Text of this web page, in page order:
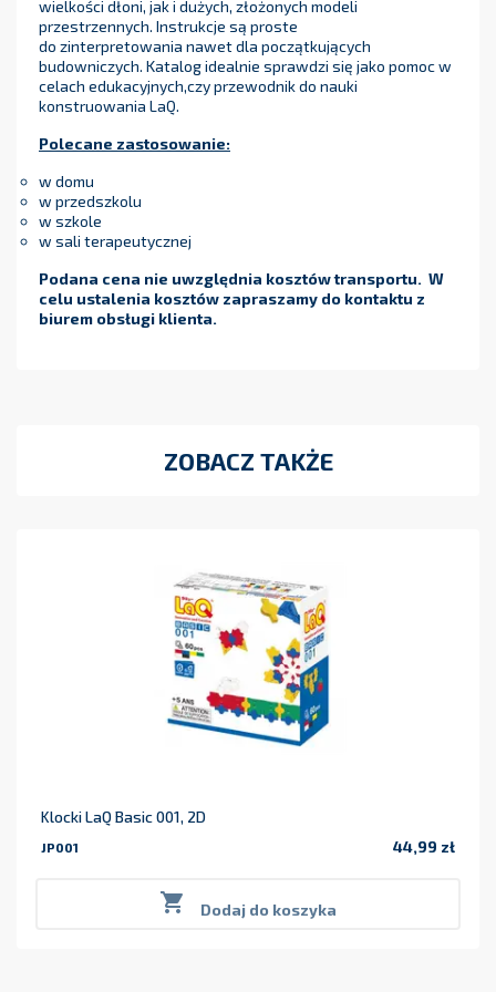
wielkości dłoni, jak i dużych, złożonych modeli
przestrzennych. Instrukcje są proste
do zinterpretowania nawet dla początkujących
budowniczych. Katalog idealnie sprawdzi się jako pomoc w
celach edukacyjnych,czy przewodnik do nauki
konstruowania LaQ.
Polecane zastosowanie:
w domu
w przedszkolu
w szkole
w sali terapeutycznej
Podana cena nie uwzględnia kosztów transportu. W
celu ustalenia kosztów zapraszamy do kontaktu z
biurem obsługi klienta.
ZOBACZ TAKŻE
Klocki LaQ Basic 001, 2D
JP001 44,99 zł
 Dodaj do koszyka